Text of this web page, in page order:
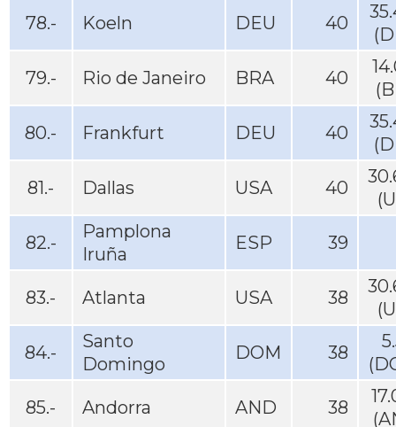
78.- Koeln DEU 40
79.- Rio de Janeiro BRA 40
80.- Frankfurt DEU 40
81.- Dallas USA 40
82.-
Pamplona
Iruña
ESP 39
83.- Atlanta USA 38
84.-
Santo
Domingo
DOM 38
85.- Andorra AND 38